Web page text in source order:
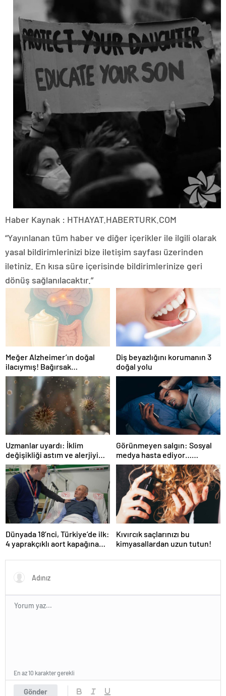
Haber Kaynak : HTHAYAT.HABERTURK.COM
“Yayınlanan tüm haber ve diğer içerikler ile ilgili olarak
yasal bildirimlerinizi bize iletişim sayfası üzerinden
iletiniz. En kısa süre içerisinde bildirimlerinize geri
dönüş sağlanılacaktır.”
Meğer Alzheimer’ın doğal
ilacıymış! Bağırsak
iltihaplanmasını önlüyor…
Diş beyazlığını korumanın 3
doğal yolu
Uzmanlar uyardı: İklim
değişikliği astım ve alerjiyi
tetikliyor
Görünmeyen salgın: Sosyal
medya hasta ediyor…
Fiziksel, duygusal, zihinsel
etkilerine inanamayacaksınız
Dünyada 18’nci, Türkiye’de ilk:
4 yaprakçıklı aort kapağına
Kıvırcık saçlarınızı bu
kimyasallardan uzun tutun!
Gönder
En az 10 karakter gerekli